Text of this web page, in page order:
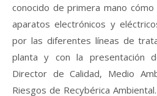
conocido de primera mano
aparatos electrónicos y
por las diferentes líneas de
planta y con la presentación
Director de Calidad, Medio
Riesgos de Recybérica